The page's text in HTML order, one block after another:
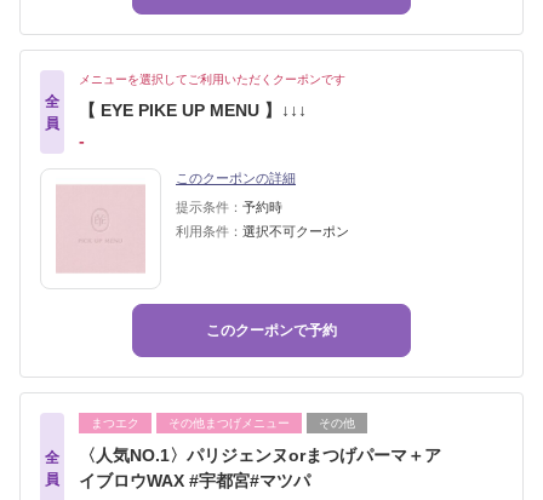
全
員
メニューを選択してご利用いただくクーポンです
【 EYE PIKE UP MENU 】↓↓↓
‐
このクーポンの詳細
提示条件： 予約時
利用条件： 選択不可クーポン
このクーポンで予約
全
員
まつエク その他まつげメニュー その他
〈人気NO.1〉パリジェンヌorまつげパーマ＋ア
イブロウWAX #宇都宮#マツパ